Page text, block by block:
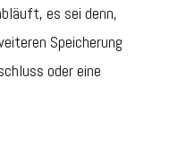
es sei denn,
Speicherung
oder eine